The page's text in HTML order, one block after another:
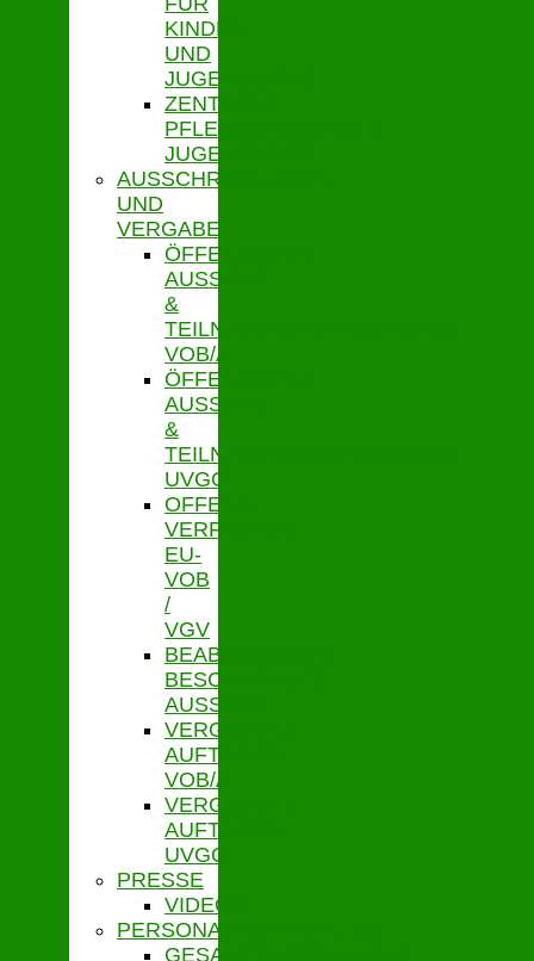
KINDER
UND
JUGENDLICHE
ZENTRALE
PFLEGESATZSTELLE
JUGENDHILFE
AUSSCHREIBUNGEN
UND
VERGABE
ÖFFENTLICHE
AUSSCHR.
&
TEILNAHMEWETTBEWERBE
VOB/A
ÖFFENTLICHE
AUSSCHR.
&
TEILNAHMEWETTBEWERBE
UVGO
OFFENE
VERFAHREN
EU-
VOB
/
VGV
BEABSICHTIGTE
BESCHRÄNKTE
AUSSCHR.
VERGEBENE
AUFTRÄGE
VOB/A
VERGEBENE
AUFTRÄGE
UVGO
PRESSE
VIDEOS
PERSONALVERTRETUNG
GESAMTPERSONALRAT